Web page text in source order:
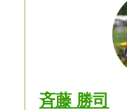
斉藤 勝司